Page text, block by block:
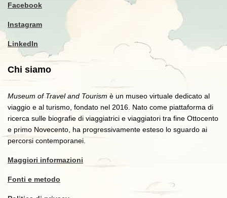
Facebook
Instagram
LinkedIn
Chi siamo
Museum of Travel and Tourism è un museo virtuale dedicato al
viaggio e al turismo, fondato nel 2016. Nato come piattaforma di
ricerca sulle biografie di viaggiatrici e viaggiatori tra fine Ottocento
e primo Novecento, ha progressivamente esteso lo sguardo ai
percorsi contemporanei.
Maggiori informazioni
Fonti e metodo